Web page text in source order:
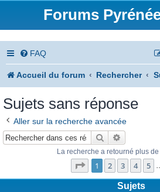
Forums
FAQ
Accueil du forum Rechercher
Sujets sans réponse
Aller sur la recherche avancée
Rechercher
La recherche a retourné plus
Page 1sur20
1 2 3 4 5
Sujets